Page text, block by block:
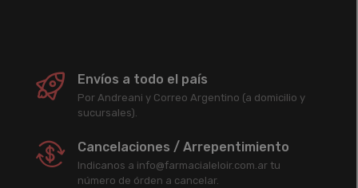
Envíos a todo el país
Por Andreani y Correo Argentino (a domicilio y
sucursales).
Cancelaciones / Arrepentimiento
Indicanos a info@farmacialeloir.com.ar tu
número de órden a cancelar.